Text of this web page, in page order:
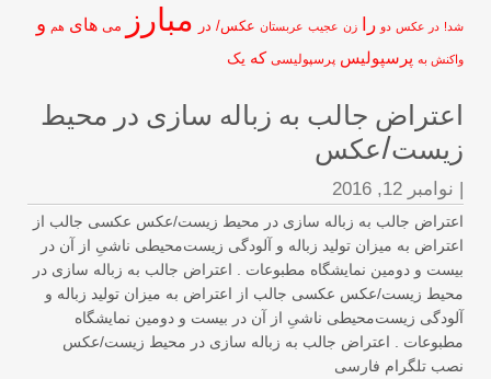
در عکس دو را زن عجیب عربستان عکس/ در مبارز می های هم و
به پرسپولیس پرسپولیسی که یک
جالب به زباله سازی در محیط
عکس
نوامبر 12, 2016
جالب به زباله سازی در محیط زیست/عکس عکسی جالب از
به میزان تولید زباله و آلودگی زیست‌محیطی ناشیِ از آن در
و دومین نمایشگاه مطبوعات . اعتراض جالب به زباله سازی در
زیست/عکس عکسی جالب از اعتراض به میزان تولید زباله و
زیست‌محیطی ناشیِ از آن در بیست و دومین نمایشگاه
. اعتراض جالب به زباله سازی در محیط زیست/عکس
تلگرام فارسی